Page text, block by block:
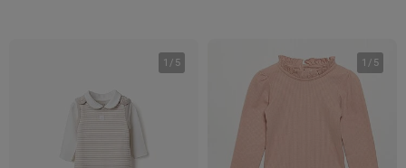
1 / 5 1 / 5